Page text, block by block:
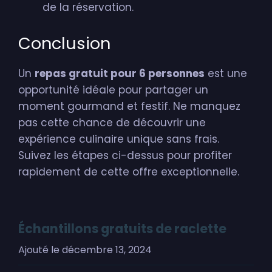
de la réservation.
Conclusion
Un repas gratuit pour 6 personnes est une
opportunité idéale pour partager un
moment gourmand et festif. Ne manquez
pas cette chance de découvrir une
expérience culinaire unique sans frais.
Suivez les étapes ci-dessus pour profiter
rapidement de cette offre exceptionnelle.
Échantillons gratuits de raclette
Ajouté le décembre 13, 2024